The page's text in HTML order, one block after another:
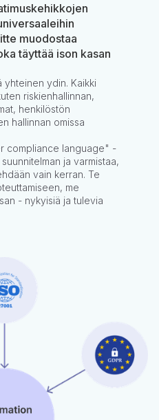
muodostaa
täyttää ison kasan
ydin. Kaikki
riskienhallinnan,
henkilöstön
hallinnan omissa
compliance language" -
ja varmistaa,
vain kerran. Te
me
- nykyisiä ja tulevia